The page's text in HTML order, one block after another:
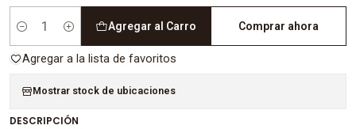
Cantidad
Agregar al Carro Comprar ahora
Agregar a la lista de favoritos
Mostrar stock de ubicaciones
DESCRIPCIÓN